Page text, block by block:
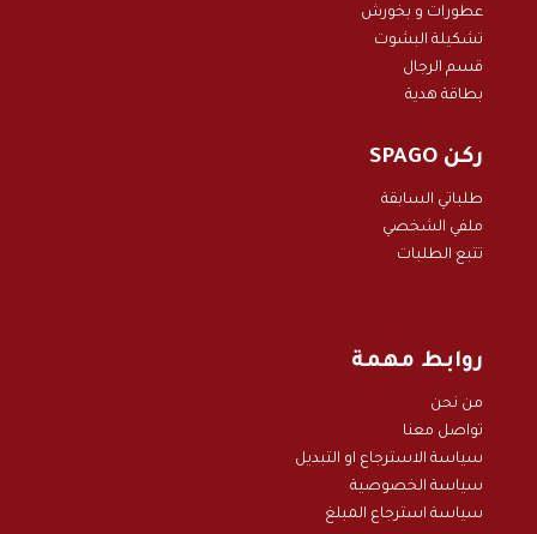
عطورات و بخورش
تشكيلة البشوت
قسم الرجال
بطاقة هدية
ركن SPAGO
طلباتي السابقة
ملفي الشخصي
تتبع الطلبات
روابط مهمة
من نحن
تواصل معنا
سياسة الاسترجاع او التبديل
سياسة الخصوصية
سياسة استرجاع المبلغ